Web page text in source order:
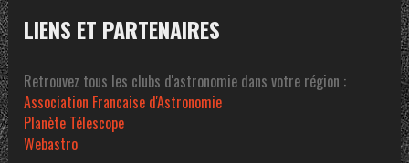
LIENS ET PARTENAIRES
Retrouvez tous les clubs d'astronomie dans votre région :
Association Francaise d'Astronomie
Planète Télescope
Webastro